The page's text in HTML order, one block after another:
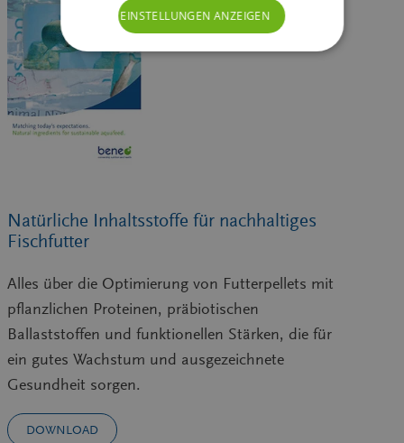
Natürliche Inhaltsstoffe für nachhaltiges
Fischfutter
Alles über die Optimierung von Futterpellets mit
pflanzlichen Proteinen, präbiotischen
Ballaststoffen und funktionellen Stärken, die für
ein gutes Wachstum und ausgezeichnete
Gesundheit sorgen.
DOWNLOAD
EINSTELLUNGEN ANZEIGEN